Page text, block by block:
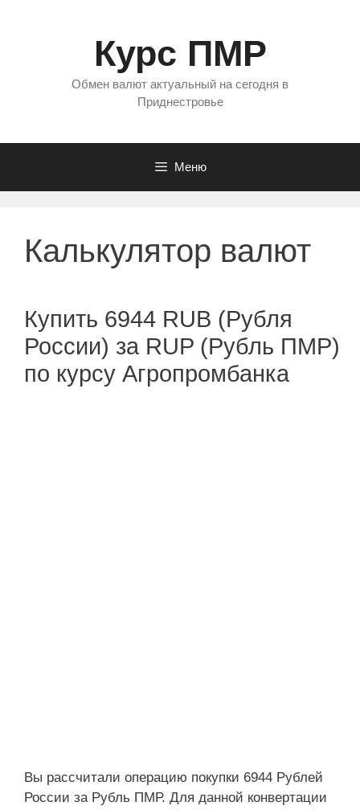
Курс ПМР
Обмен валют актуальный на сегодня в
Приднестровье
Меню
Калькулятор валют
Купить 6944 RUB (Рубля
России) за RUP (Рубль ПМР)
по курсу Агропромбанка
Вы рассчитали операцию покупки 6944 Рублей
России за Рубль ПМР. Для данной конвертации